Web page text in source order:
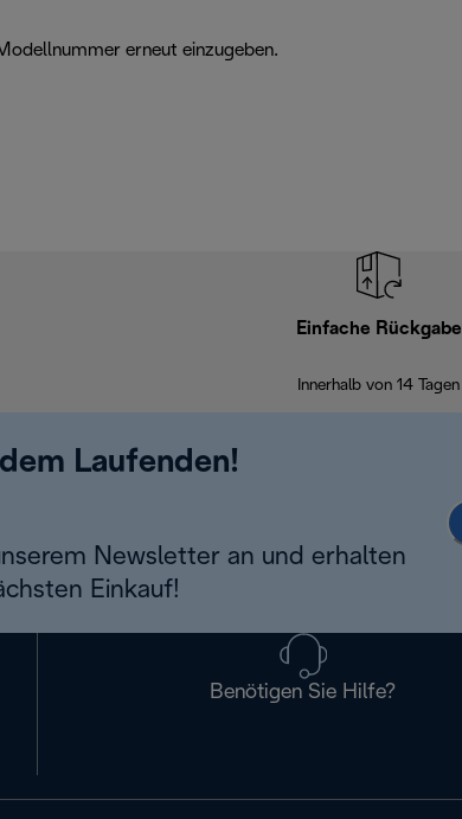
erneut einzugeben.
Einfache Rückgabe
Innerhalb von 14 Tagen
Laufenden!
Newsletter an und erhalten
Einkauf!
Benötigen Sie Hilfe?